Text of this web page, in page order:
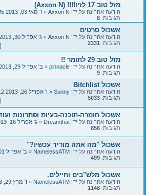
מזל טוב 17 לזיו!!!! (Axxon N)
הודעה אחרונה על ידי Axxon N
«ו' מאי 03, 2013 4:05 pm
תגובות: 8
אשכול סרטים
הודעה אחרונה על ידי Axxon N
«ג' אפריל 30, 2013 8:57 pm
תגובות: 2331
מזל טוב 29 לתומר !!
הודעה אחרונה על ידי pinnacle
«ב' אפריל 29, 2013 2:46 pm
תגובות: 9
אשכול Bitchlist
הודעה אחרונה על ידי Sunny
«ו' אפריל 26, 2013 9:12 am
תגובות: 5033
אשכול חומרה-תוכנה-בעיות ופתרונות ועוד
הודעה אחרונה על ידי Dreamthat
«ג' אפריל 16, 2013 9:13 pm
תגובות: 856
אשכול "מה אתה מוריד עכשיו?"
הודעה אחרונה על ידי NamelessATM
«ב' אפריל 01, 2013 11:43 am
תגובות: 499
אשכול מלש"בים וחיילים.
הודעה אחרונה על ידי NamelessATM
«ו' מרץ 29, 2013 7:30 pm
תגובות: 1148